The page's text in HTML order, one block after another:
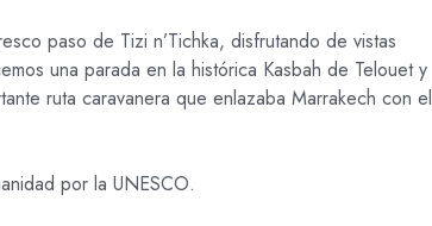
paso de Tizi n’Tichka, disfrutando de vistas
una parada en la histórica Kasbah de Telouet y
ruta caravanera que enlazaba Marrakech con el
por la UNESCO.